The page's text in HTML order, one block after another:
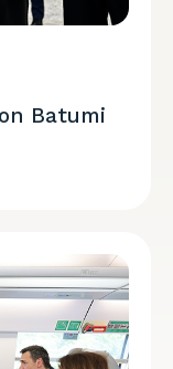
Batumi